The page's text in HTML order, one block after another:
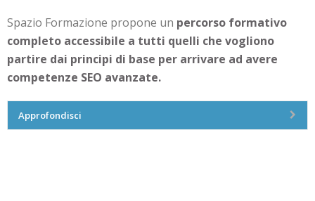
Spazio Formazione propone un percorso formativo
completo accessibile a tutti quelli che vogliono
partire dai principi di base per arrivare ad avere
competenze SEO avanzate.
Approfondisci